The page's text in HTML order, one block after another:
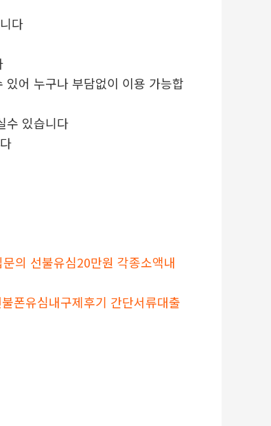
다
어 누구나 부담없이 이용 가능합
수 있습니다
의 선불유심20만원 각종소액내
폰유심내구제후기 간단서류대출